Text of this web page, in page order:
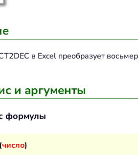
в Excel преобразует
и аргументы
формулы
число)